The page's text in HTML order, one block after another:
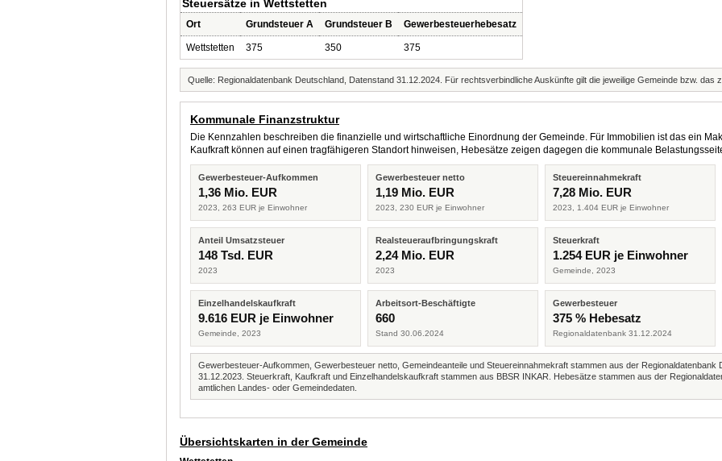
Steuersätze in Wettstetten
Ort Grundsteuer A Grundsteuer B Gewerbesteuerhebesatz
Wettstetten 375 350 375
Quelle: Regionaldatenbank Deutschland, Datenstand 31.12.2024. Für rechtsverbindliche Auskünfte gilt die jeweilige Gemeinde bzw. das
Kommunale Finanzstruktur
Die Kennzahlen beschreiben die finanzielle und wirtschaftliche Einordnung der Gemeinde. Für Immobilien ist das ein
Kaufkraft können auf einen tragfähigeren Standort hinweisen, Hebesätze zeigen dagegen die kommunale
Gewerbesteuer-Aufkommen
1,36 Mio. EUR
2023, 263 EUR je Einwohner
Gewerbesteuer netto
1,19 Mio. EUR
2023, 230 EUR je Einwohner
Steuereinnahmekraft
7,28 Mio. EUR
2023, 1.404 EUR je Einwohner
Anteil Umsatzsteuer
148 Tsd. EUR
2023
Realsteueraufbringungskraft
2,24 Mio. EUR
2023
Steuerkraft
1.254 EUR je Einwohner
Gemeinde, 2023
Einzelhandelskaufkraft
9.616 EUR je Einwohner
Gemeinde, 2023
Arbeitsort-Beschäftigte
660
Stand 30.06.2024
Gewerbesteuer
375 % Hebesatz
Regionaldatenbank 31.12.2024
Gewerbesteuer-Aufkommen, Gewerbesteuer netto, Gemeindeanteile und Steuereinnahmekraft stammen aus der
31.12.2023. Steuerkraft, Kaufkraft und Einzelhandelskaufkraft stammen aus BBSR INKAR. Hebesätze stammen aus der
amtlichen Landes- oder Gemeindedaten.
Übersichtskarten in der Gemeinde